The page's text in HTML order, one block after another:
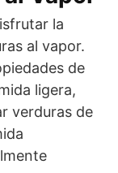
la
al vapor.
de
ligera,
verduras de